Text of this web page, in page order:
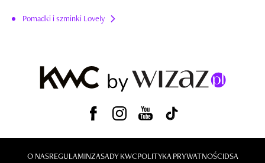
Pomadki i szminki Lovely
O NASREGULAMINZASADY KWCPOLITYKA PRYWATNOŚCIDSA